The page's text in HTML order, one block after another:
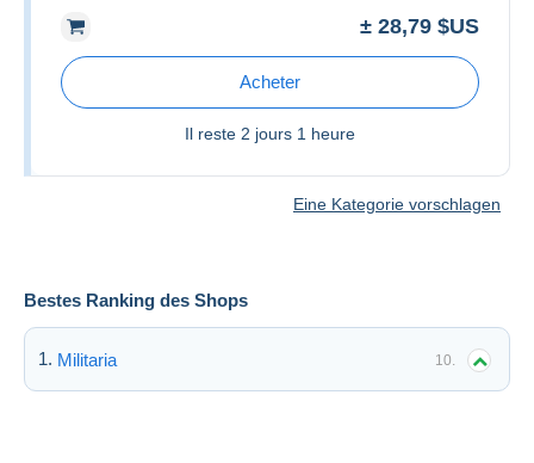
Bestes Ranking des Shops
Militaria 10.
± 28,79 $US
Acheter
Il reste 2 jours 1 heure
Eine Kategorie vorschlagen